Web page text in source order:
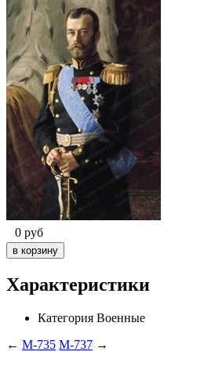
0 руб
Характеристики
Категория Военные
← M-735 M-737 →